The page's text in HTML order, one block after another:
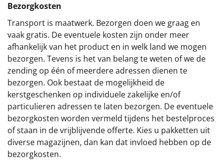
Bezorgkosten
Transport is maatwerk. Bezorgen doen we graag en
vaak gratis. De eventuele kosten zijn onder meer
afhankelijk van het product en in welk land we mogen
bezorgen. Tevens is het van belang te weten of we de
zending op één of meerdere adressen dienen te
bezorgen. Ook bestaat de mogelijkheid de
kerstgeschenken op individuele zakelijke en/of
particulieren adressen te laten bezorgen. De eventuele
bezorgkosten worden vermeld tijdens het bestelproces
of staan in de vrijblijvende offerte. Kies u pakketten uit
diverse magazijnen, dan kan dat invloed hebben op de
bezorgkosten.